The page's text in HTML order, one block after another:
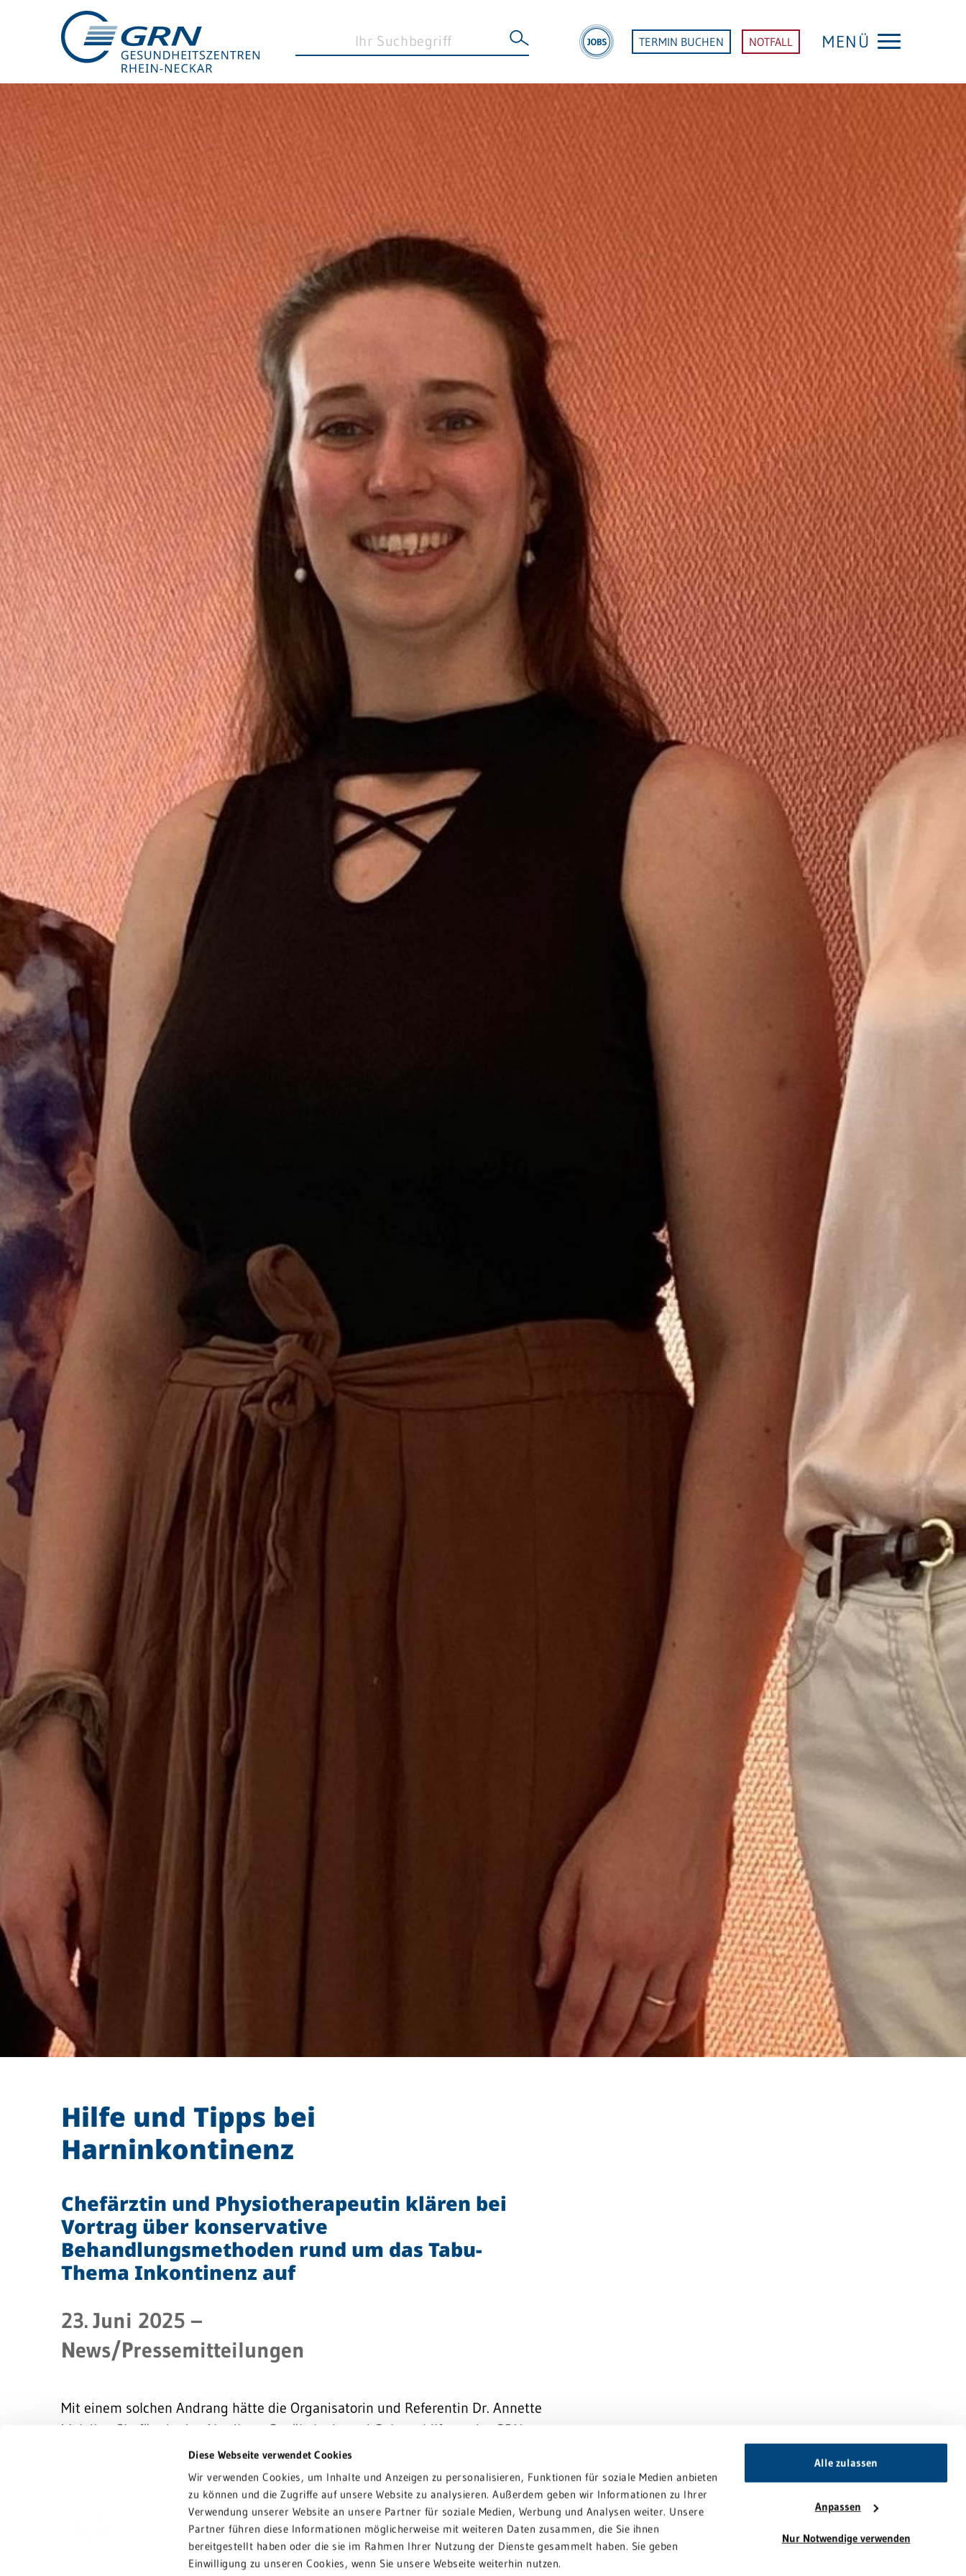
Diese Webseite verwendet Cookies
Wir verwenden Cookies, um Inhalte und Anzeigen zu personalisieren, Funktionen für soziale Medien anbieten
zu können und die Zugriffe auf unsere Website zu analysieren. Außerdem geben wir Informationen zu Ihrer
Verwendung unserer Website an unsere Partner für soziale Medien, Werbung und Analysen weiter. Unsere
Partner führen diese Informationen möglicherweise mit weiteren Daten zusammen, die Sie ihnen
bereitgestellt haben oder die sie im Rahmen Ihrer Nutzung der Dienste gesammelt haben. Sie geben
Einwilligung zu unseren Cookies, wenn Sie unsere Webseite weiterhin nutzen.
Alle zulassen
Anpassen
Nur Notwendige verwenden
TERMIN BUCHEN NOTFALL MENÜ
GRN
Der Verbund
Medizinische Fachzentren
Medizinische Themenseiten
Veranstaltungen
Patientenportal
Karriere
Barrierefreiheit
STANDORTE
Eberbach
Schwetzingen
Sinsheim
Weinheim
Hilfe und Tipps bei
Harninkontinenz
Chefärztin und Physiotherapeutin klären bei
Vortrag über konservative
Behandlungsmethoden rund um das Tabu-
Thema Inkontinenz auf
23. Juni 2025 –
News/Pressemitteilungen
Mit einem solchen Andrang hätte die Organisatorin und Referentin Dr. Annette
Maleika, Chefärztin der Abteilung Gynäkologie und Geburtshilfe an der GRN
Klinik Schwetzingen, nicht gerechnet.
Überwiegend Frauen, aber auch einige wenige Männer sind n den
Konferenzraum der Klinik gekommen, um sich anlässlich der Welt Kontinenz-
Woche über Ursachen und Zusammenhänge von Harninkontinenz und
Beckenbodenproblemen mit muskulären Defiziten zu informieren. Zusammen